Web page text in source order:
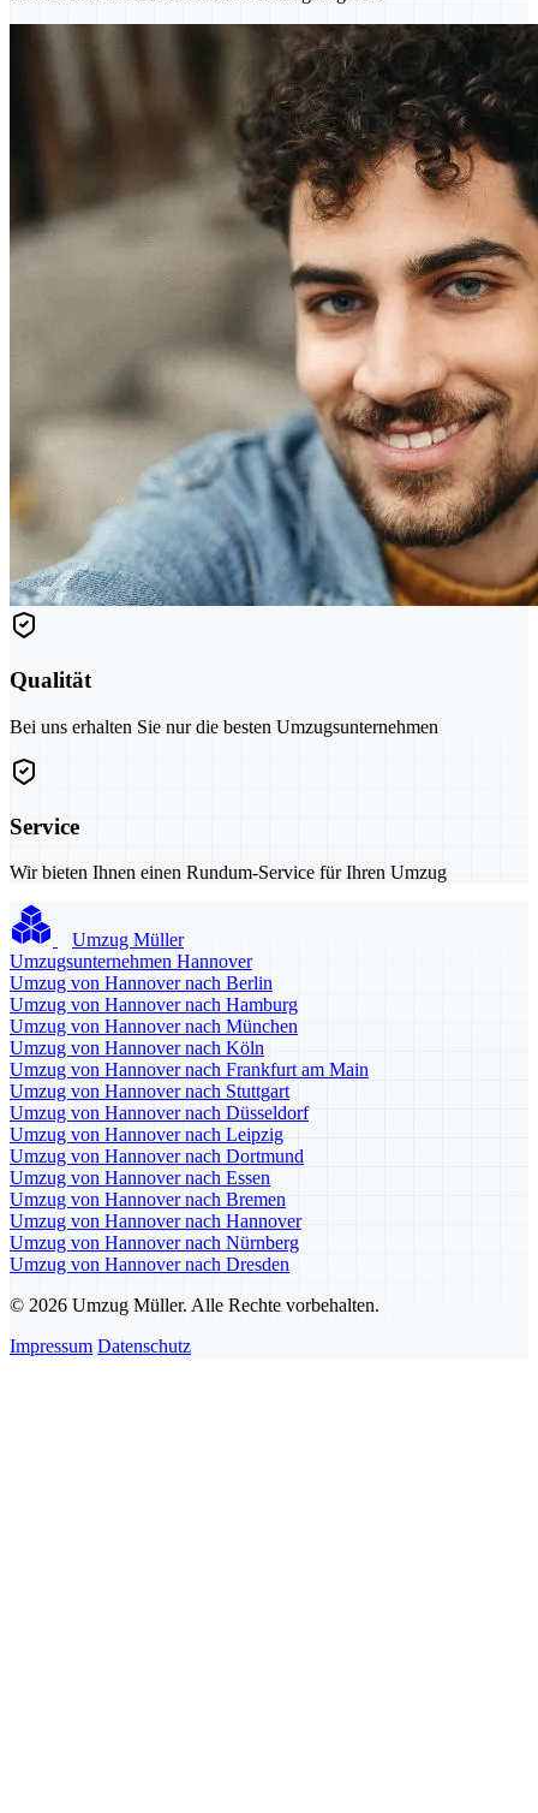
Qualität
Bei uns erhalten Sie nur die besten Umzugsunternehmen
Service
Wir bieten Ihnen einen Rundum-Service für Ihren Umzug
Umzug Müller
Umzugsunternehmen Hannover
Umzug von Hannover nach Berlin
Umzug von Hannover nach Hamburg
Umzug von Hannover nach München
Umzug von Hannover nach Köln
Umzug von Hannover nach Frankfurt am Main
Umzug von Hannover nach Stuttgart
Umzug von Hannover nach Düsseldorf
Umzug von Hannover nach Leipzig
Umzug von Hannover nach Dortmund
Umzug von Hannover nach Essen
Umzug von Hannover nach Bremen
Umzug von Hannover nach Hannover
Umzug von Hannover nach Nürnberg
Umzug von Hannover nach Dresden
© 2026 Umzug Müller. Alle Rechte vorbehalten.
Impressum Datenschutz